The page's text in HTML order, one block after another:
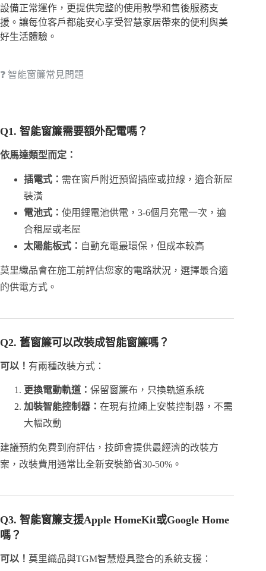
設備正常運作，更提供完整的使用教學和售後服務支
援。讓每位客戶都能安心享受智慧家居帶來的便利與美
好生活體驗。
❓ 智能窗簾常見問題
Q1. 智能窗簾需要額外配電嗎？
依馬達類型而定：
插電式： 需在窗戶附近預留插座或拉線，適合新屋
裝潢
電池式： 使用鋰電池供電，3-6個月充電一次，適
合租屋或老屋
太陽能板式： 自動充電最環保，但成本較高
莫里織品會在施工前評估您家的電路狀況，選擇最合適
的供電方式。
Q2. 舊窗簾可以改裝成智能窗簾嗎？
可以！ 有兩種改裝方式：
更換電動軌道： 保留窗簾布，只換軌道系統
加裝智能控制器： 在現有拉繩上安裝控制器，不需
大幅改動
建議預約免費到府評估，技師會提供最經濟的改裝方
案，改裝費用通常比全新安裝節省30-50%。
Q3. 智能窗簾支援Apple HomeKit或Google Home
嗎？
可以！ 莫里織品與TGM智慧燈具整合的系統支援：